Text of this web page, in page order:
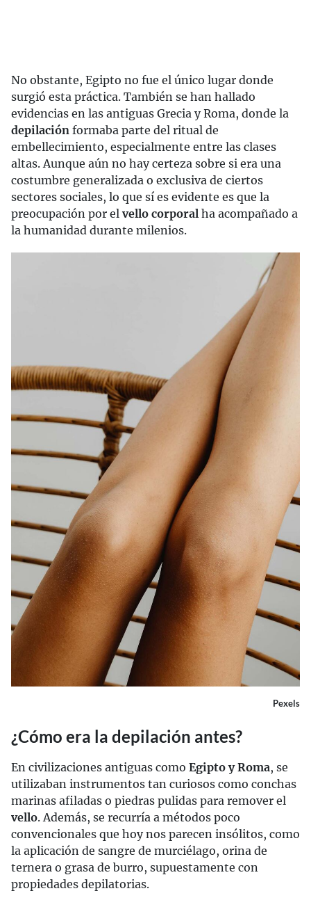
No obstante, Egipto no fue el único lugar donde
surgió esta práctica. También se han hallado
evidencias en las antiguas Grecia y Roma, donde la
depilación formaba parte del ritual de
embellecimiento, especialmente entre las clases
altas. Aunque aún no hay certeza sobre si era una
costumbre generalizada o exclusiva de ciertos
sectores sociales, lo que sí es evidente es que la
preocupación por el vello corporal ha acompañado a
la humanidad durante milenios.
Pexels
¿Cómo era la depilación antes?
En civilizaciones antiguas como Egipto y Roma, se
utilizaban instrumentos tan curiosos como conchas
marinas afiladas o piedras pulidas para remover el
vello. Además, se recurría a métodos poco
convencionales que hoy nos parecen insólitos, como
la aplicación de sangre de murciélago, orina de
ternera o grasa de burro, supuestamente con
propiedades depilatorias.